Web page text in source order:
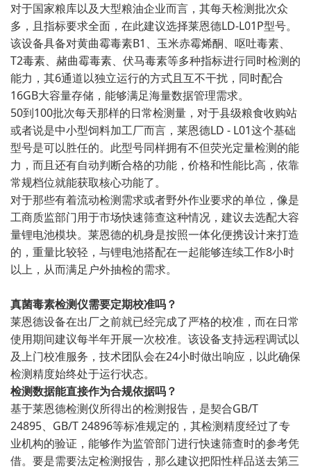
对于国家粮库以及大型粮油企业而言，其每天检测批次众
多，且指标要求全面，在此建议选择莱恩德LD-L01P型号。
该设备具备对黄曲霉毒素B1、玉米赤霉烯酮、呕吐毒素、
T2毒素、赭曲霉毒素、伏马毒素等多种指标进行同时检测的
能力，其6通道以独立运行的方式且互不干扰，同时配合
16GB大容量存储，能够满足海量数据管理需求。
50到100批次每天那样的日常检测量，对于县级粮食收购站
或者说是中小型饲料加工厂而言，莱恩德LD - L01这个基础
型号是可以胜任的。此型号同样拥有不但荧光定量检测的能
力，而且还有自动判断合格的功能，价格和性能比高，依靠
常规档位就能获取核心功能了。
对于那些有着流动检测需求或者野外作业要求的单位，像是
工商质监部门用于市场快速筛查这种情况，建议去选配大容
量锂电池模块。莱恩德的机身是按照一体化便携设计来打造
的，重量比较轻，与锂电池搭配在一起能够连续工作8小时
以上，从而满足户外抽检的需求。
真菌毒素检测仪需要定期校准吗？
莱恩德设备在出厂之前就已经完成了严格的校准，而在日常
使用期间建议每半年开展一次校准。该设备支持远程调试以
及上门校准服务，技术团队会在24小时做出响应，以此确保
检测精度始终处于运行状态。
检测数据能直接作为合规依据吗？
基于莱恩德检测仪所得出的检测报告，是契合GB/T
24895、GB/T 24896等标准规定的，其检测精度经过了专
业机构的验证，能够作为监管部门进行快速筛查时的参考凭
借。要是需要法定检测报告，那么建议把阳性样品送去第三